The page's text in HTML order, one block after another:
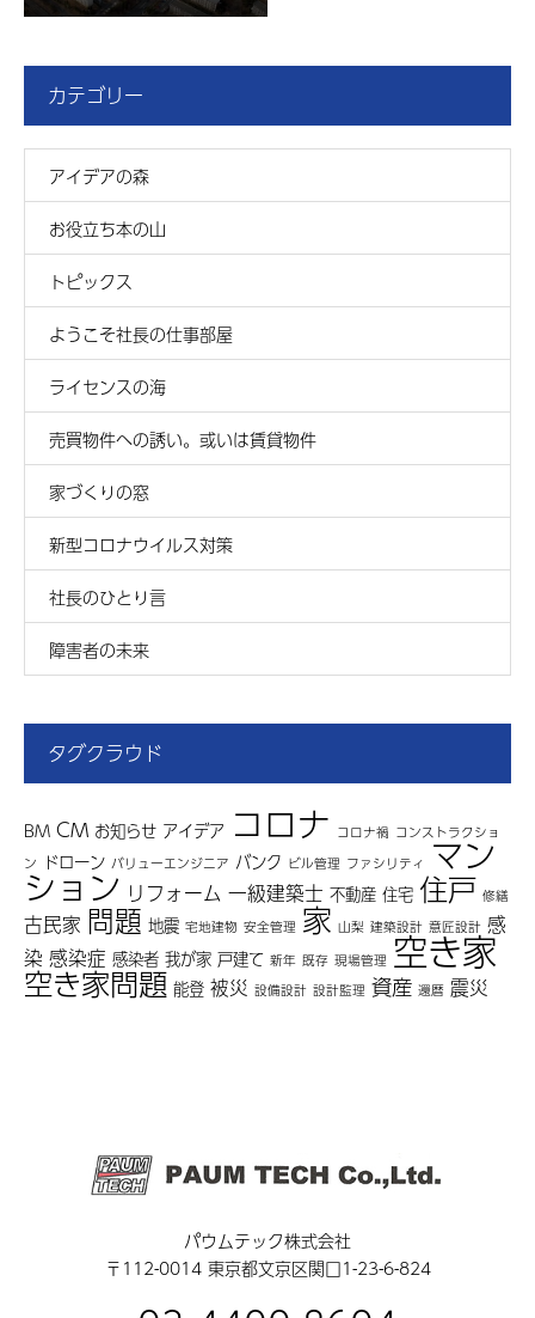
カテゴリー
アイデアの森
お役立ち本の山
トピックス
ようこそ社長の仕事部屋
ライセンスの海
売買物件への誘い。或いは賃貸物件
家づくりの窓
新型コロナウイルス対策
社長のひとり言
障害者の未来
タグクラウド
BM CM お知らせ アイデア コロナ コロナ禍 コンストラクショ
ン ドローン バリューエンジニア バンク ビル管理 ファシリティ マン
ション リフォーム 一級建築士 不動産 住宅 住戸 修繕
古民家 問題 地震 宅地建物 安全管理 家 山梨 建築設計 意匠設計 感
染 感染症 感染者 我が家 戸建て 新年 既存 現場管理 空き家
空き家問題 能登 被災 設備設計 設計監理 資産 還暦 震災
パウムテック株式会社
〒112-0014 東京都文京区関口1-23-6-824